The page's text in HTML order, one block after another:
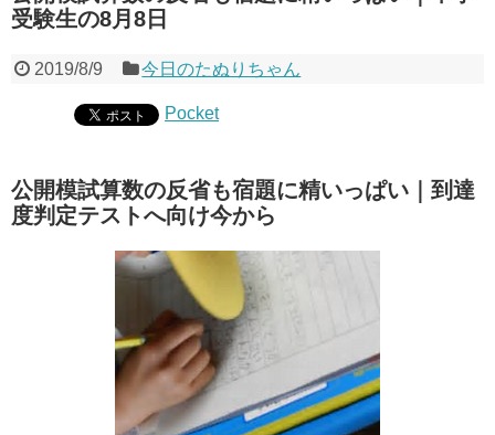
受験生の8月8日
2019/8/9 今日のたぬりちゃん
Pocket
公開模試算数の反省も宿題に精いっぱい｜到達
度判定テストへ向け今から